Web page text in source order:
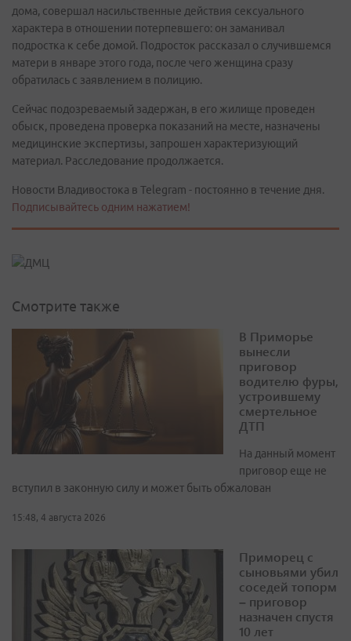
дома, совершал насильственные действия сексуального
характера в отношении потерпевшего: он заманивал
подростка к себе домой. Подросток рассказал о случившемся
матери в январе этого года, после чего женщина сразу
обратилась с заявлением в полицию.
Сейчас подозреваемый задержан, в его жилище проведен
обыск, проведена проверка показаний на месте, назначены
медицинские экспертизы, запрошен характеризующий
материал. Расследование продолжается.
Новости Владивостока в Telegram - постоянно в течение дня.
Подписывайтесь одним нажатием!
Смотрите также
В Приморье
вынесли
приговор
водителю фуры,
устроившему
смертельное
ДТП
На данный момент
приговор еще не
вступил в законную силу и может быть обжалован
15:48, 4 августа 2026
Приморец с
сыновьями убил
соседей топорм
– приговор
назначен спустя
10 лет